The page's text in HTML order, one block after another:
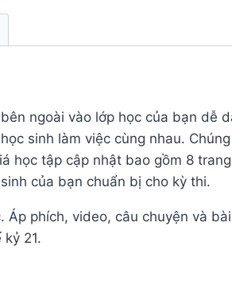
ngoài vào lớp học của bạn dễ
sinh làm việc cùng nhau.
học tập cập nhật bao gồm 8
của bạn chuẩn bị cho kỳ thi.
phích, video, câu chuyện và
21.